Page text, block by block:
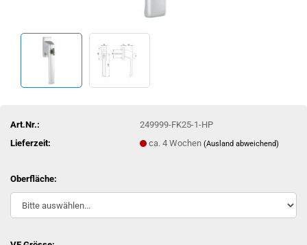
Art.Nr.:
249999-FK25-1-HP
Lieferzeit:
ca. 4 Wochen(Ausland abweichend)
Oberfläche: